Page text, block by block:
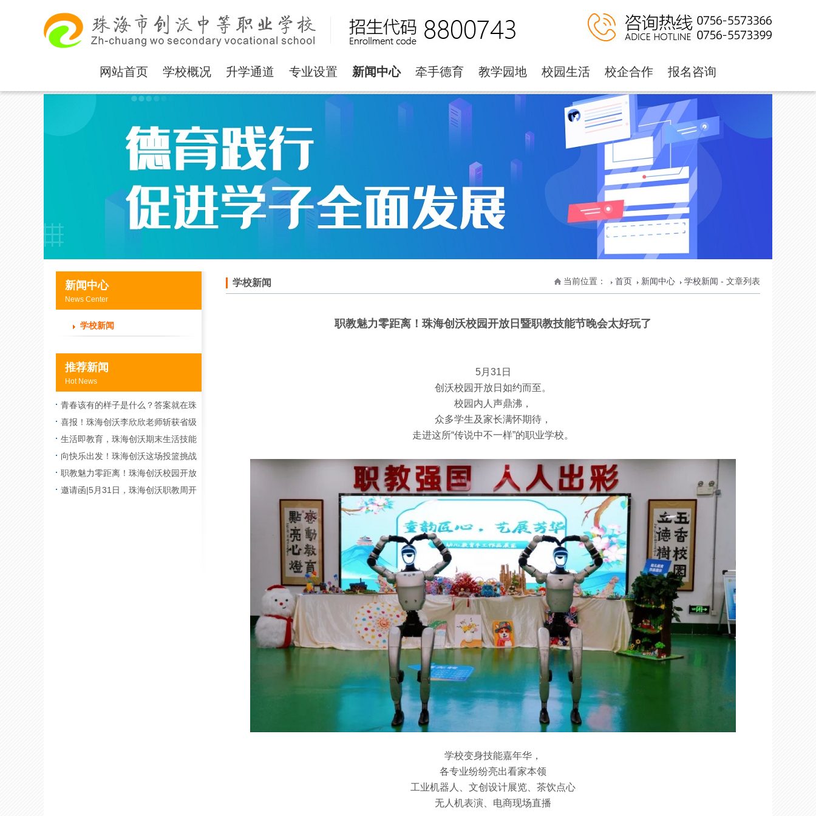
网站首页 学校概况 升学通道 专业设置 新闻中心 牵手德育 教学园地 校园生活 校企合作 报名咨询
新闻中心
News Center
学校新闻
推荐新闻
Hot News
青春该有的样子是什么？答案就在珠
海创沃社团
喜报！珠海创沃李欣欣老师斩获省级
二等奖，以匠心守望课堂
生活即教育，珠海创沃期末生活技能
大比拼火热上演
向快乐出发！珠海创沃这场投篮挑战
赛让期末校园“热”度飙升
职教魅力零距离！珠海创沃校园开放
日暨职教技能节晚会太好玩了
邀请函|5月31日，珠海创沃职教周开
学校新闻 当前位置： 首页 新闻中心 学校新闻 - 文章列表
职教魅力零距离！珠海创沃校园开放日暨职教技能节晚会太好玩了
5月 31 日
创沃校园开放日如约而至。
校园内人声鼎沸，
众多学生及家长满怀期待，
走进这所“传说中不一样”的职业学校。
学校变身技能嘉年华，
各专业纷纷亮出看家本领
工业机器人、文创设计展览、茶饮点心
无人机表演、电商现场直播